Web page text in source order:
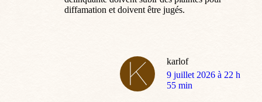
diffamation et doivent être jugés.
karlof
dit
:
9 juillet 2026 à 22 h
55 min